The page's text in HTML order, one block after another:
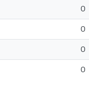
0
0
0
0